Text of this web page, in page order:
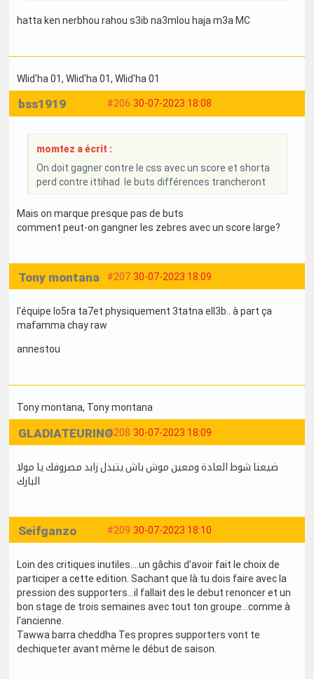
hatta ken nerbhou rahou s3ib na3mlou haja m3a MC
Wlid'ha 01, Wlid'ha 01, Wlid'ha 01
#206 30-07-2023 18:08
bss1919
momtez a écrit :
On doit gagner contre le css avec un score et shorta
perd contre ittihad le buts différences trancheront
Mais on marque presque pas de buts
comment peut-on gangner les zebres avec un score large?
#207 30-07-2023 18:09
Tony montana
l'équipe lo5ra ta7et physiquement 3tatna ell3b.. à part ça
mafamma chay raw
annestou
Tony montana, Tony montana
#208 30-07-2023 18:09
GLADIATEURINO
ضيعنا شوط العادة ومعين موش باش يتبدل زابد مصروفك يا مولا
البارك
#209 30-07-2023 18:10
Seifganzo
Loin des critiques inutiles....un gâchis d'avoir fait le choix de
participer a cette edition. Sachant que là tu dois faire avec la
pression des supporters...il fallait des le debut renoncer et un
bon stage de trois semaines avec tout ton groupe...comme à
l'ancienne.
Tawwa barra cheddha Tes propres supporters vont te
dechiqueter avant même le début de saison.